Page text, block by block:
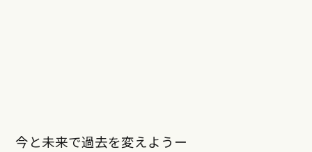
今と未来で過去を変えようー